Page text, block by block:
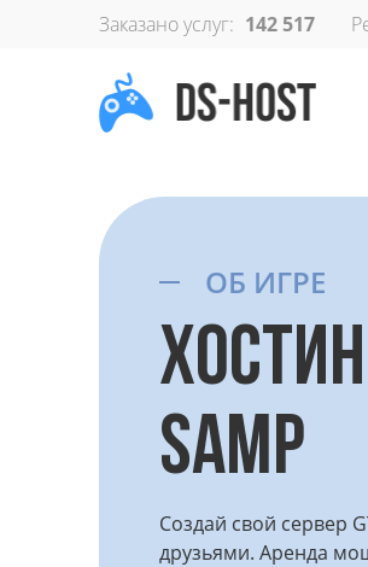
Заказано услуг: 142 517
ОБ ИГРЕ
SAMP
Создай свой сервер
друзьями. Аренда